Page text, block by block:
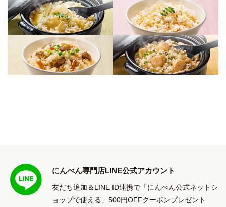
にんべん専門店LINE公式アカウント
友だち追加＆LINE ID連携で「にんべん公式ネットシ
ョップで使える」500円OFFクーポンプレゼント